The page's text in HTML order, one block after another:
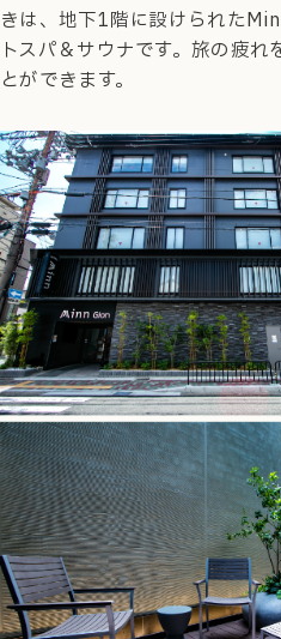
きは、地下1階に設けられた
トスパ＆サウナです。旅の疲
とができます。